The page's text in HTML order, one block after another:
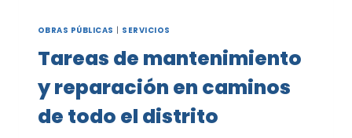
OBRAS PÚBLICAS SERVICIOS
Tareas de mantenimiento
y reparación en caminos
de todo el distrito